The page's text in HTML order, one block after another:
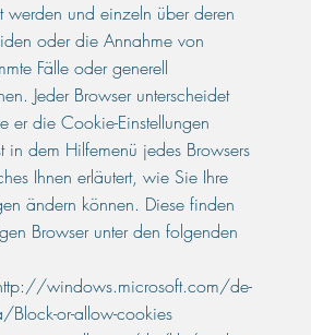
werden und einzeln über deren
oder die Annahme von
Fälle oder generell
Jeder Browser unterscheidet
er die Cookie-Einstellungen
in dem Hilfemenü jedes Browsers
Ihnen erläutert, wie Sie Ihre
ändern können. Diese finden
Browser unter den folgenden
windows.microsoft.com/de-
Block-or-allow-cookies